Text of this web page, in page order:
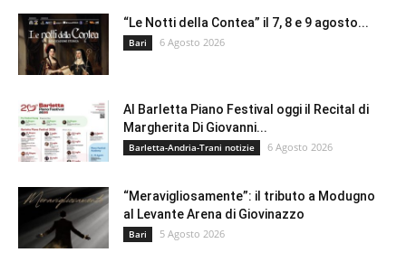
“Le Notti della Contea” il 7, 8 e 9 agosto...
Bari 6 Agosto 2026
Al Barletta Piano Festival oggi il Recital di
Margherita Di Giovanni...
Barletta-Andria-Trani notizie 6 Agosto 2026
“Meravigliosamente”: il tributo a Modugno
al Levante Arena di Giovinazzo
Bari 5 Agosto 2026